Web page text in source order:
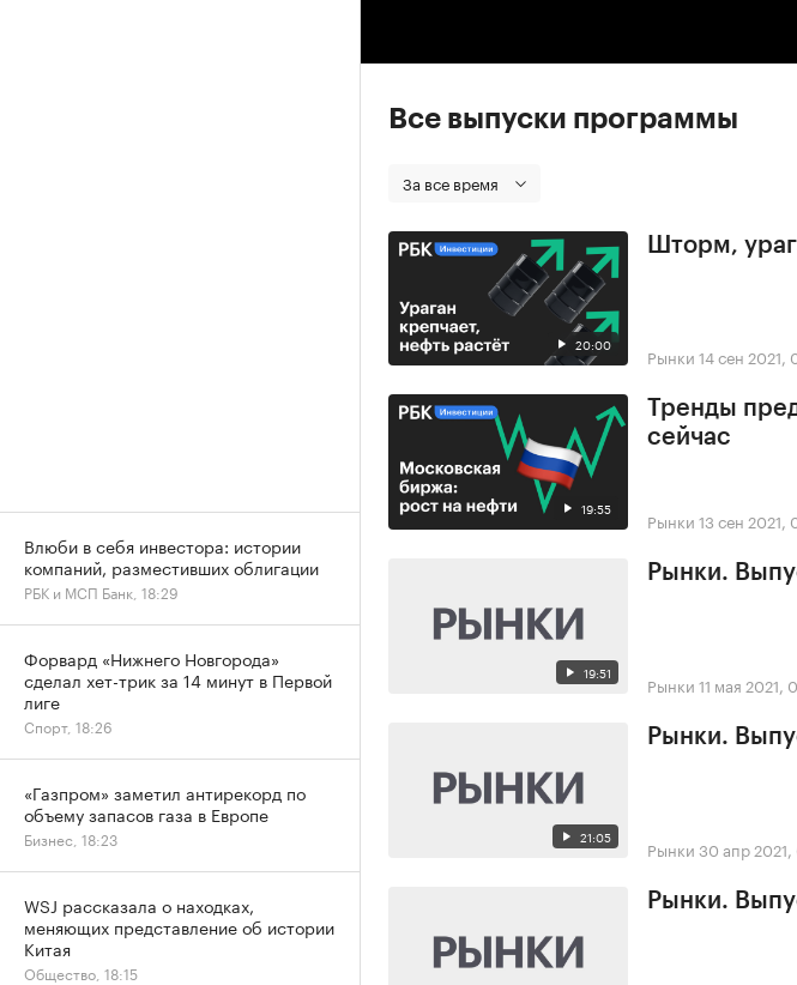
Все выпуски программы
За все время
20:00
Шторм,
Рынки 14 сен 2021,
19:55
Тренды
сейчас
Рынки 13 сен 2021,
19:51
Рынки.
Рынки 11 мая 2021,
21:05
Рынки.
Рынки 30 апр
Рынки.
Влюби в себя инвестора: истории
компаний, разместивших облигации
РБК и МСП Банк, 18:29
Форвард «Нижнего Новгорода»
сделал хет-трик за 14 минут в Первой
лиге
Спорт, 18:26
«Газпром» заметил антирекорд по
объему запасов газа в Европе
Бизнес, 18:23
WSJ рассказала о находках,
меняющих представление об истории
Китая
Общество, 18:15